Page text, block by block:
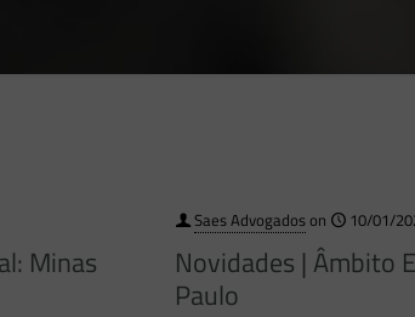
Minas
Saes Advogadoson 10/01/
Novidades | Âmbito
Paulo